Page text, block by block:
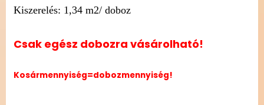
Kiszerelés: 1,34 m2/ doboz
Csak egész dobozra vásárolható!
Kosármennyiség=dobozmennyiség!